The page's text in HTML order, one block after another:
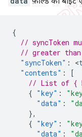
{
// syncToken
// greater than
"syncToken" : <
"contents" :
[
// List of {
{ "key" :
"data" :
},
{ "key" :
"data" :